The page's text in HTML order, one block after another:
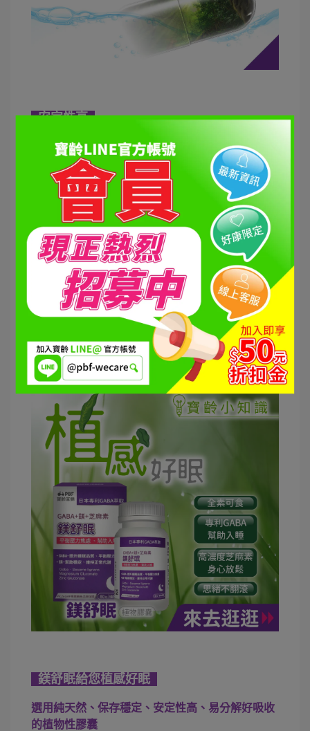
安定性高
有效成分吸收快
動物膠囊含有較多蛋白質，易與其他物質交互反
應，而植物性膠囊多以纖維構成，相對有效成分的
安定較高。
易分解
水解實驗中證實-植物性膠囊在30分鐘內就能溶解，
加快有效成分的吸收
植物性膠囊VS動物性膠囊，進入水解實驗30分鐘
O 植物性膠囊能夠完全溶解
X 動物性膠囊沒有溶解
鎂舒眠給您植感好眠
選用純天然、保存穩定、安定性高、易分解好吸收
的植物性膠囊